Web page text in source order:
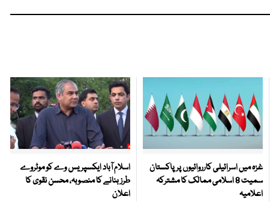
غزہ میں اسرائیلی کارروائیوں پر پاکستان
سمیت 8 اسلامی ممالک کا مشترکہ
اعلامیہ
اسلام آباد ایکسپریس وے کو موٹروے
طرز بنانے کا منصوبہ، محسن نقوی کا
اعلان